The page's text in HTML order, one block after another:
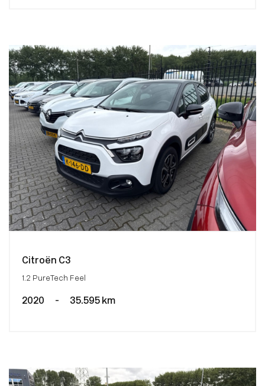
Citroën C3
1.2 PureTech Feel
2020 - 35.595 km